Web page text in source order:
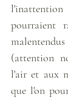
pourraient
malentendus
(attention
l'air et aux
que l'on